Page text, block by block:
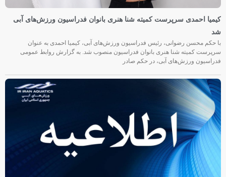
کیمیا احمدی سرپرست کمیته شنا هنری بانوان فدراسیون ورزش‌های آبی
شد
با حکم محسن رضوانی، رئیس فدراسیون ورزش‌های آبی، کیمیا احمدی به عنوان
سرپرست کمیته شنا هنری بانوان فدراسیون منصوب شد. به گزارش روابط عمومی
فدراسیون ورزش‌های آبی، در حکم صادر